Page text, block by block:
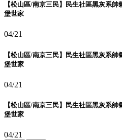
【松山區/南京三民】民生社區黑灰系
堡世家
04/21
【松山區/南京三民】民生社區黑灰系
堡世家
04/21
【松山區/南京三民】民生社區黑灰系
堡世家
04/21